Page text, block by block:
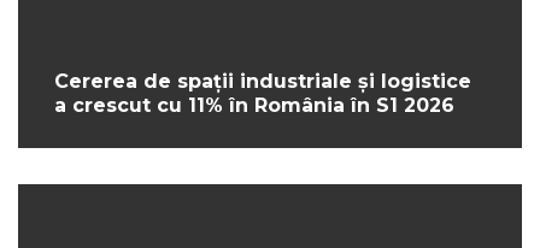
Cererea de spații industriale și logistice
a crescut cu 11% în România în S1 2026